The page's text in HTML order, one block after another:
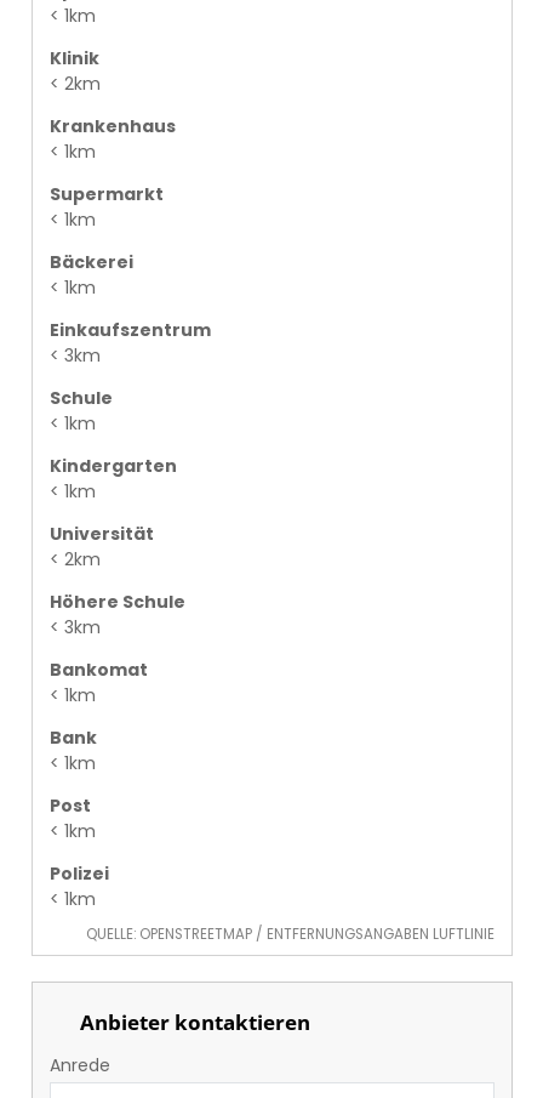
< 1km
Klinik
< 2km
Krankenhaus
< 1km
Supermarkt
< 1km
Bäckerei
< 1km
Einkaufszentrum
< 3km
Schule
< 1km
Kindergarten
< 1km
Universität
< 2km
Höhere Schule
< 3km
Bankomat
< 1km
Bank
< 1km
Post
< 1km
Polizei
< 1km
QUELLE: OPENSTREETMAP / ENTFERNUNGSANGABEN LUFTLINIE
Anbieter kontaktieren
Anrede